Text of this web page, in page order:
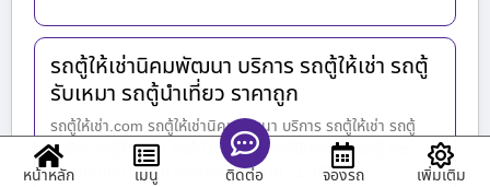
รถตู้ให้เช่านิคมพัฒนา บริการ รถตู้ให้เช่า รถตู้
รับเหมา รถตู้นำเที่ยว ราคาถูก
รถตู้ให้เช่า.com รถตู้ให้เช่านิคมพัฒนา บริการ รถตู้ให้เช่า รถตู้
รับจ้าง รถตู้รับเหมา รถตู้นำเที่ยว เช่ารถตู้ขับเอง เช่ารถตู้ Vip
พร้อมคนขับ ทั่วไทย ราคาถูก ยอดคนดู : 1,157
หน้าหลัก เมนู ติดต่อ จองรถ เพิ่มเติม